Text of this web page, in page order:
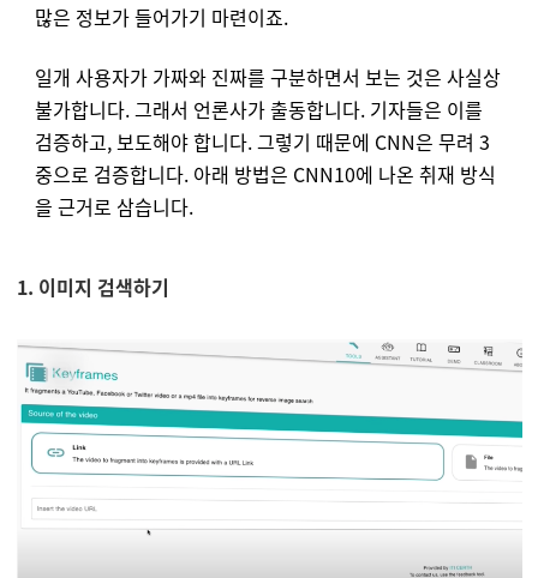
많은 정보가 들어가기 마련이죠.
일개 사용자가 가짜와 진짜를 구분하면서 보는 것은 사실상
불가합니다. 그래서 언론사가 출동합니다. 기자들은 이를
검증하고, 보도해야 합니다. 그렇기 때문에 CNN은 무려 3
중으로 검증합니다. 아래 방법은 CNN10에 나온 취재 방식
을 근거로 삼습니다.
1. 이미지 검색하기